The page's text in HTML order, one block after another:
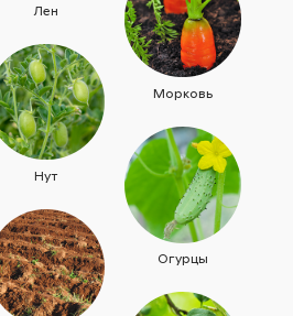
Лен
Морковь
Нут
Огурцы